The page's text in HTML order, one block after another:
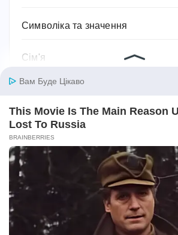
Символіка та значення
Сім'я
Соціальний захист та соціальна
Спорт
Спортивне харчування
Супільство